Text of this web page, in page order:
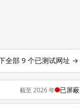
全部 9 个已测试网址 →
截至 2026 年 已屏蔽